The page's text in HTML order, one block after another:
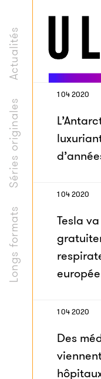
Longs formats
Séries originales
Actualités
1 04 2020
1 04 2020
Tesla
1 04 2020
Des